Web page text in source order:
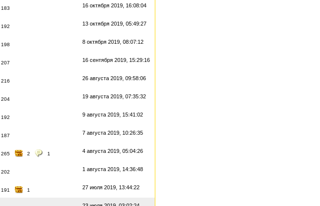
183 16 октября 2019, 16:08:04
192 13 октября 2019, 05:49:27
198 8 октября 2019, 08:07:12
207 16 сентября 2019, 15:29:16
216 26 августа 2019, 09:58:06
204 19 августа 2019, 07:35:32
192 9 августа 2019, 15:41:02
187 7 августа 2019, 10:26:35
265 2 1 4 августа 2019, 05:04:26
202 1 августа 2019, 14:36:48
191 1 27 июля 2019, 13:44:22